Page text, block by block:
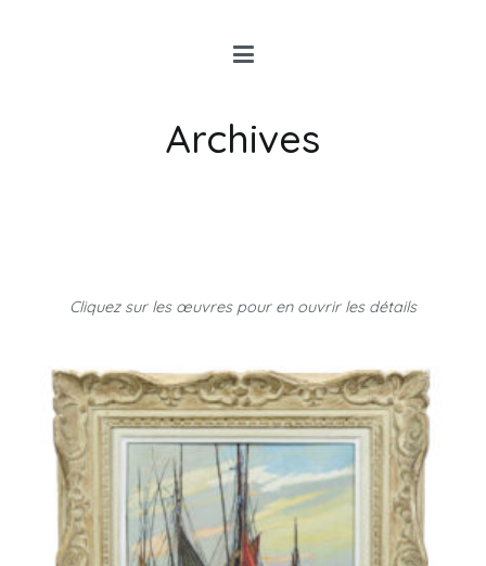
Archives
Cliquez sur les œuvres pour en ouvrir les détails